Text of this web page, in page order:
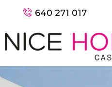
640 271 017